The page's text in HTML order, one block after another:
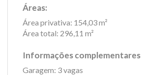
Áreas:
Área privativa: 154,03 m²
Área total: 296,11 m²
Informações complementares
Garagem: 3 vagas